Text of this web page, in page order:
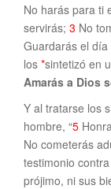
No harás para ti
servirás; 3 No
Guardarás el día
los *sintetizó en
Amarás a Dios
Y al tratarse los
hombre, “5
No cometerás
testimonio
prójimo, ni sus